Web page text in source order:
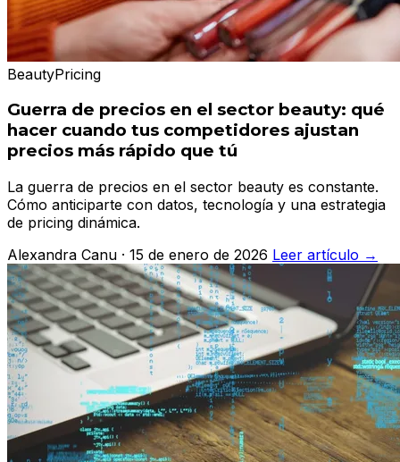
BeautyPricing
Guerra de precios en el sector beauty: qué
hacer cuando tus competidores ajustan
precios más rápido que tú
La guerra de precios en el sector beauty es constante.
Cómo anticiparte con datos, tecnología y una estrategia
de pricing dinámica.
Alexandra Canu · 15 de enero de 2026 Leer artículo →